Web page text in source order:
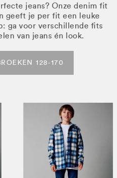
jeans? Onze denim fit
geeft je per fit een leuke
ga voor verschillende fits
van jeans én look.
128-170